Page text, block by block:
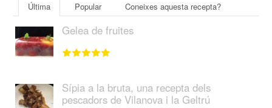
Última Popular Coneixes aquesta recepta?
Gelea de fruites
Sípia a la bruta, una recepta dels
pescadors de Vilanova i la Geltrú